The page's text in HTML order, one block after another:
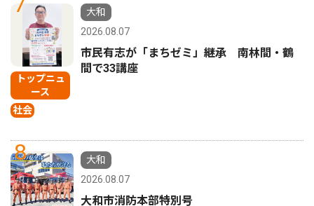
トップニュ
ース
社会
大和
2026.08.07
市民有志が「まちゼミ」継承 南林間・鶴
間で33講座
8
大和
2026.08.07
大和市消防本部特別号